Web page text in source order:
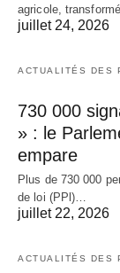
agricole,
juillet 24, 2026
ACTUALITÉS DES
730 000
» : le
empare
Plus de 730 000
de loi (PPl)…
juillet 22, 2026
ACTUALITÉS DES